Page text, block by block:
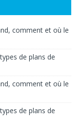
comment et où le
de plans de
comment et où le
de plans de